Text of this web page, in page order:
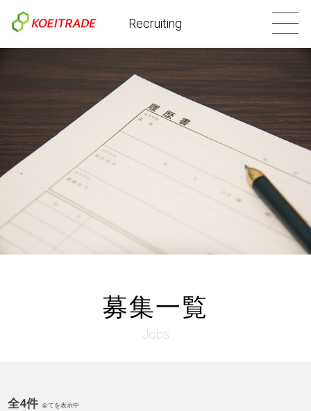
Recruiting
募集一覧
Jobs
全4件 全てを表示中